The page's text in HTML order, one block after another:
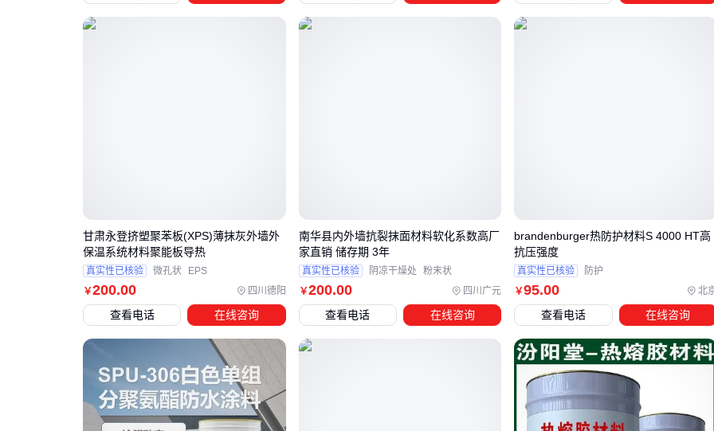
薄抹灰材料的选择需紧密贴合墙体基层特性，
轻质抹灰石膏的施工便捷性在工期紧张项目中优势明显，但需
注意其耐水性限制，潮湿环境应考虑搭配防水轻质抹灰石膏
处理。而抗裂薄抹灰作为外墙保温系统的罩面层
时，需确保与保温抗裂抹面 系统的兼容性。
特殊场景还需关注材料协同：
防火要求高的商业空间，优先选用防火轻质抹灰石膏
温差大的外立面，抗裂薄抹灰需配合耐碱网格布
增强整体
￥200.00 四川德阳
甘肃永登挤塑聚苯板(XPS)薄抹灰外墙外
保温系统材料聚能板导热
真实性已核验 微孔状 EPS
查看电话 在线咨询
￥200.00 四川广元
南华县内外墙抗裂抹面材料软化系数高厂
家直销 储存期 3年
真实性已核验 阴凉干燥处 粉末状
查看电话 在线咨询
￥95.00 北
brandenburger热防护材料S 4000 HT高
抗压强度
真实性已核验 防护
查看电话 在线咨询